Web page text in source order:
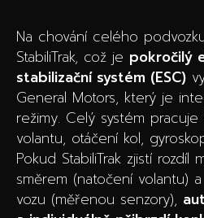
Na chování celého
StabiliTrak, což je pokročilý
stabilizační systém (ESC)
General Motors, který je
režimy. Celý systém
volantu, otáčení kol,
Pokud StabiliTrak zjistí rozdíl
směrem (natočení volantu)
vozu (měřenou senzory),